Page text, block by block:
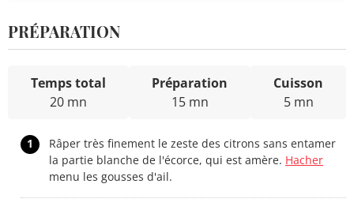
PRÉPARATION
Temps total
20 mn
Préparation
15 mn
Cuisson
5 mn
1
Râper très finement le zeste des citrons sans entamer
la partie blanche de l'écorce, qui est amère. Hacher
menu les gousses d'ail.